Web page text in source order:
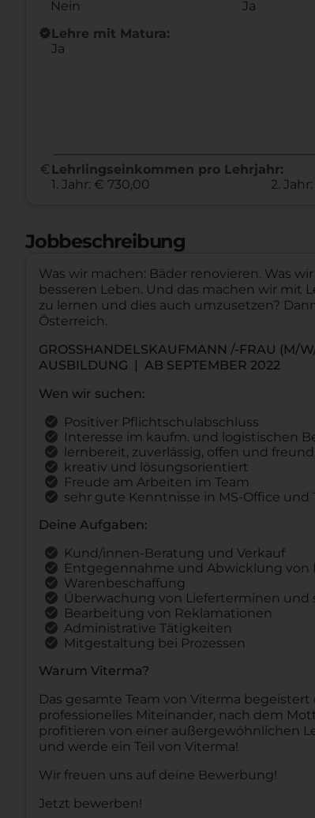
Nein
Ja
new_releasesLehre mit Matura:
Ja
euro Lehrlingseinkommen pro Lehrjahr:
1. Jahr: € 730,00
2.
Jobbeschreibung
Was wir machen: Bäder renovieren. Was
besseren Leben. Und das machen wir mit
zu lernen und dies auch umzusetzen?
Österreich.
GROSSHANDELSKAUFMANN /-FRAU (M/
AUSBILDUNG | AB SEPTEMBER 2022
Wen wir suchen:
Positiver Pflichtschulabschluss
Interesse im kaufm. und logistischen
lernbereit, zuverlässig, offen und
kreativ und lösungsorientiert
Freude am Arbeiten im Team
sehr gute Kenntnisse in MS-Office
Deine Aufgaben:
Kund/innen-Beratung und Verkauf
Entgegennahme und Abwicklung von
Warenbeschaffung
Überwachung von Lieferterminen und
Bearbeitung von Reklamationen
Administrative Tätigkeiten
Mitgestaltung bei Prozessen
Warum Viterma?
Das gesamte Team von Viterma
professionelles Miteinander, nach dem
profitieren von einer außergewöhnlichen
und werde ein Teil von Viterma!
Wir freuen uns auf deine Bewerbung!
Jetzt bewerben!